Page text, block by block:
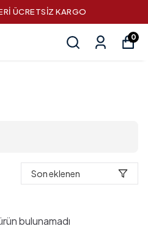
ÜCRETSİZ KARGO
0
Son eklenen
bulunamadı